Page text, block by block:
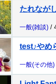
たれなが
一般(雑談) /
test♪やめ
一般(その他)